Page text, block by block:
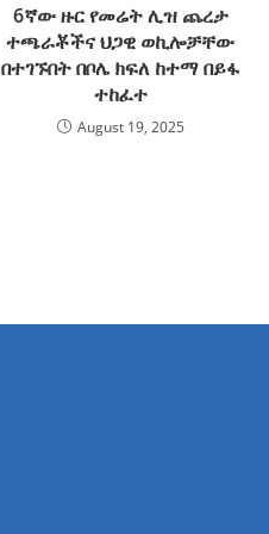
6ኛው ዙር የመሬት ሊዝ ጨረታ
ተጫራቾችና ህጋዊ ወኪሎቻቸው
በተገኙበት በቦሌ ክፍለ ከተማ በይፋ
ተከፈተ
August 19, 2025